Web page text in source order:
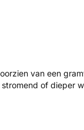
van een
of dieper